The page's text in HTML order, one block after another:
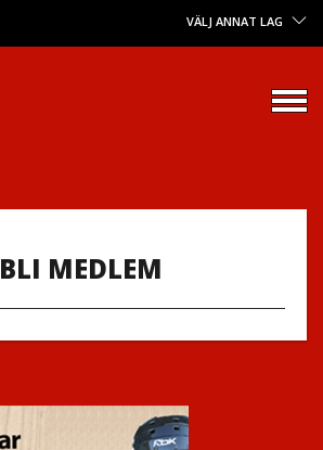
VÄLJ ANNAT LAG
BLI MEDLEM